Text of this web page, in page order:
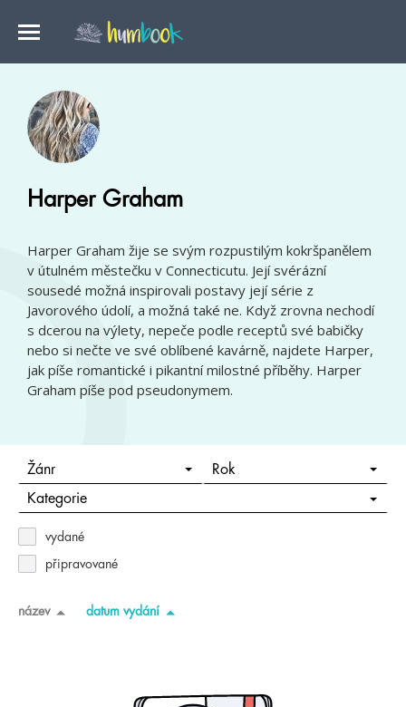
Harper Graham
Harper Graham žije se svým rozpustilým kokršpanělem
v útulném městečku v Connecticutu. Její svérázní
sousedé možná inspirovali postavy její série z
Javorového údolí, a možná také ne. Když zrovna nechodí
s dcerou na výlety, nepeče podle receptů své babičky
nebo si nečte ve své oblíbené kavárně, najdete Harper,
jak píše romantické i pikantní milostné příběhy. Harper
Graham píše pod pseudonymem.
Žánr Rok
Kategorie
vydané
připravované
název datum vydání